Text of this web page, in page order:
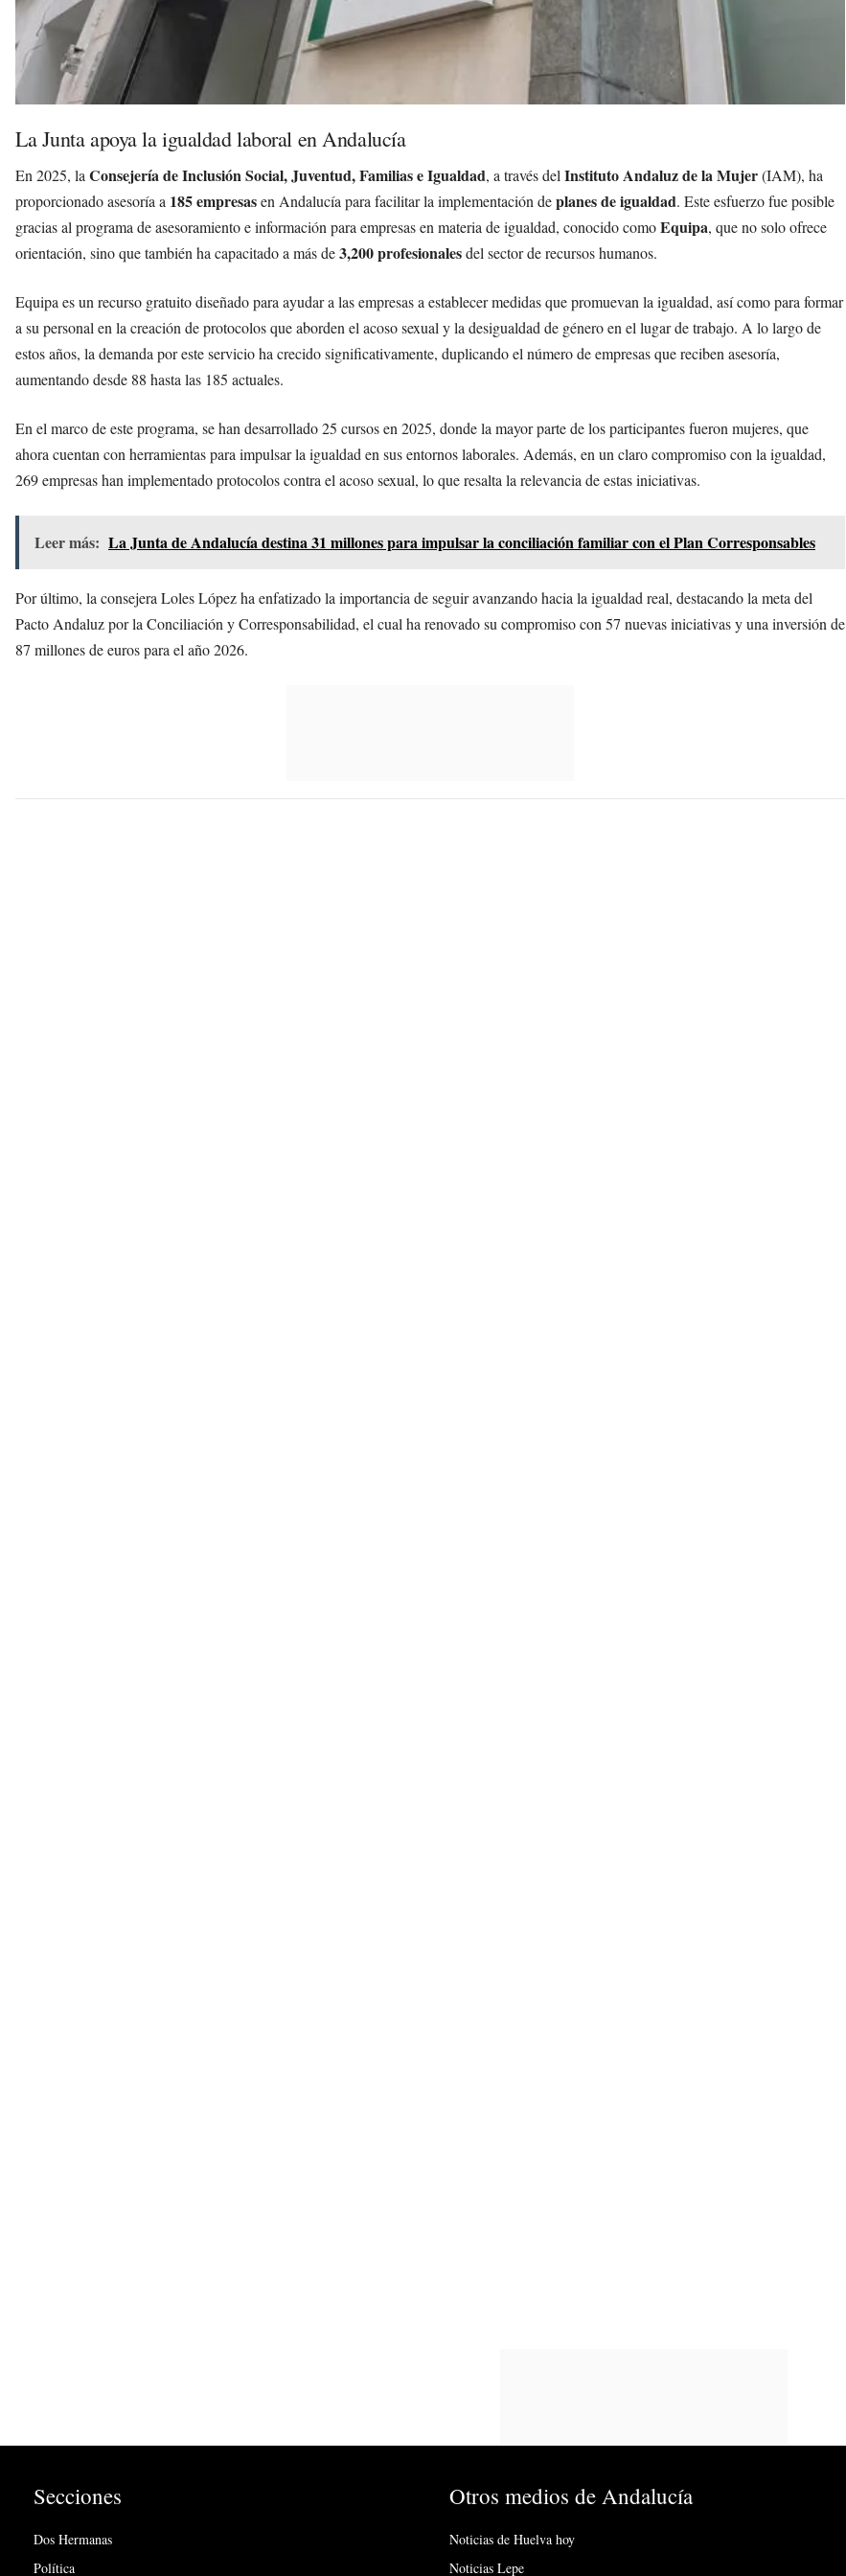
La Junta apoya la igualdad laboral en Andalucía
En 2025, laConsejería de Inclusión Social, Juventud, Familias e Igualdad, a través delInstituto Andaluz de la Mujer(IAM), ha
proporcionado asesoría a 185 empresasen Andalucía para facilitar la implementación deplanes de igualdad. Este esfuerzo fue posible
gracias al programa de asesoramiento e información para empresas en materia de igualdad, conocido comoEquipa, que no solo ofrece
orientación, sino que también ha capacitado a más de3,200 profesionalesdel sector de recursos humanos.
Equipa es un recurso gratuito diseñado para ayudar a las empresas a establecer medidas que promuevan la igualdad, así como para formar
a su personal en la creación de protocolos que aborden el acoso sexual y la desigualdad de género en el lugar de trabajo. A lo largo de
estos años, la demanda por este servicio ha crecido significativamente, duplicando el número de empresas que reciben asesoría,
aumentando desde 88 hasta las 185 actuales.
En el marco de este programa, se han desarrollado 25 cursos en 2025, donde la mayor parte de los participantes fueron mujeres, que
ahora cuentan con herramientas para impulsar la igualdad en sus entornos laborales. Además, en un claro compromiso con la igualdad,
269 empresas han implementado protocolos contra el acoso sexual, lo que resalta la relevancia de estas iniciativas.
Leer más: La Junta de Andalucía destina 31 millones para impulsar la conciliación familiar con el Plan Corresponsables
Por último, la consejera Loles López ha enfatizado la importancia de seguir avanzando hacia la igualdad real, destacando la meta del
Pacto Andaluz por la Conciliación y Corresponsabilidad, el cual ha renovado su compromiso con 57 nuevas iniciativas y una inversión de
87 millones de euros para el año 2026.
Secciones
Dos Hermanas
Política
Otros medios de Andalucía
Noticias de Huelva hoy
Noticias Lepe